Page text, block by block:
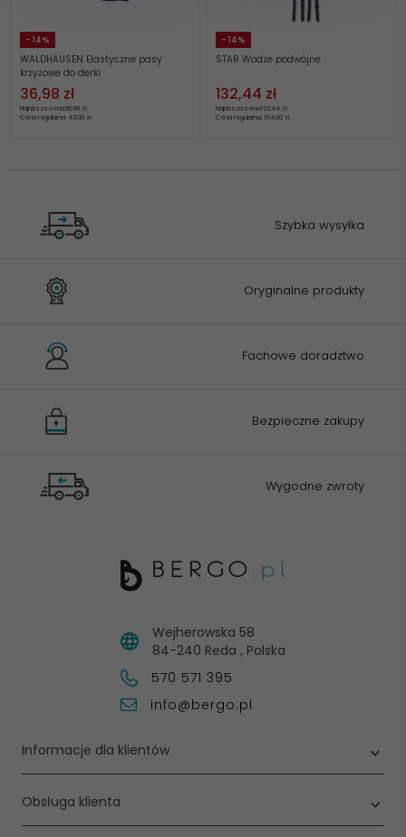
- 14%
WALDHAUSEN Elastyczne pasy
krzyżowe do derki
36,98 zł
Najniższa cena36.98 zł
Cena regularna: 43.00 zł
- 14%
STAR Wodze podwójne
132,44 zł
Najniższa cena132.44 zł
Cena regularna: 154.00 zł
Szybka wysyłka
Oryginalne produkty
Fachowe doradztwo
Bezpieczne zakupy
Wygodne zwroty
Wejherowska 58
84-240 Reda , Polska
570 571 395
info@bergo.pl
Informacje dla klientów
Obsługa klienta